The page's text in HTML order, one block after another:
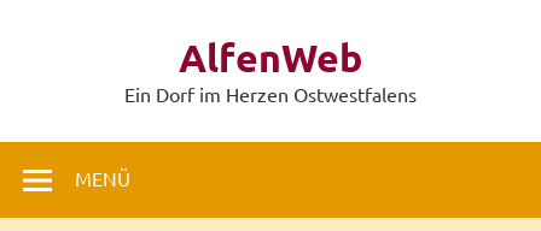
AlfenWeb
Ein Dorf im Herzen Ostwestfalens
MENÜ